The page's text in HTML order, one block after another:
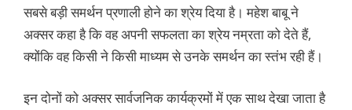
सबसे बड़ी समर्थन प्रणाली होने का श्रेय दिया है। महेश बाबू ने
अक्सर कहा है कि वह अपनी सफलता का श्रेय नम्रता को देते हैं,
क्योंकि वह किसी ने किसी माध्यम से उनके समर्थन का स्तंभ रही हैं।
इन दोनों को अक्सर सार्वजनिक कार्यक्रमों में एक साथ देखा जाता है